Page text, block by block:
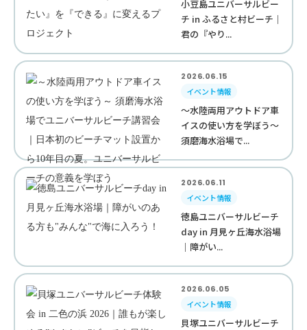
小豆島ユニバーサルビー
チ in ふるさと村ビーチ｜
君の『やり...
2026.06.15
イベント情報
～水陸両用アウトドア車
イスの使い方を学ぼう～
須磨海水浴場で...
2026.06.11
イベント情報
徳島ユニバーサルビーチ
day in 月見ヶ丘海水浴場
｜障がい...
2026.06.05
イベント情報
貝塚ユニバーサルビーチ